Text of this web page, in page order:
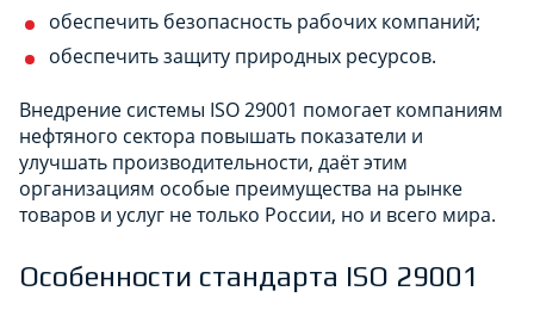
обеспечить безопасность рабочих компаний;
обеспечить защиту природных ресурсов.
Внедрение системы ISO 29001 помогает компаниям
нефтяного сектора повышать показатели и
улучшать производительности, даёт этим
организациям особые преимущества на рынке
товаров и услуг не только России, но и всего мира.
Особенности стандарта ISO 29001